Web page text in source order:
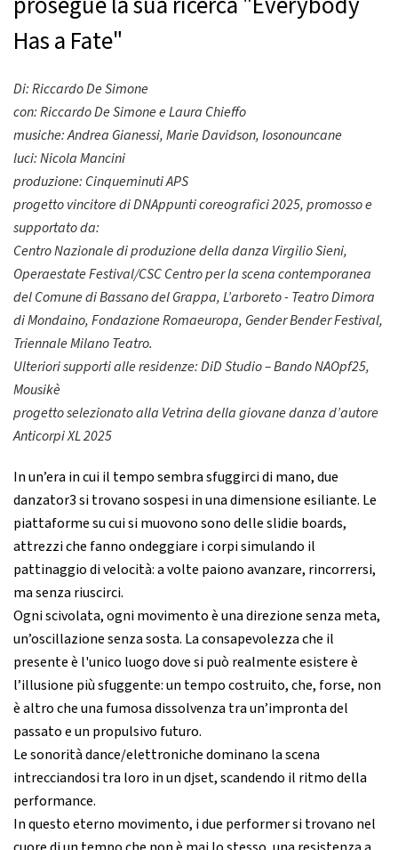
Has a Fate"
Di: Riccardo De Simone
con: Riccardo De Simone e Laura Chieffo
musiche: Andrea Gianessi, Marie Davidson, Iosonouncane
luci: Nicola Mancini
produzione: Cinqueminuti APS
progetto vincitore di DNAppunti coreografici 2025, promosso e
supportato da:
Centro Nazionale di produzione della danza Virgilio Sieni,
Operaestate Festival/CSC Centro per la scena contemporanea
del Comune di Bassano del Grappa, L’arboreto - Teatro Dimora
di Mondaino, Fondazione Romaeuropa, Gender Bender Festival,
Triennale Milano Teatro.
Ulteriori supporti alle residenze: DiD Studio – Bando NAOpf25,
Mousikè
progetto selezionato alla Vetrina della giovane danza d’autore
Anticorpi XL 2025
In un’era in cui il tempo sembra sfuggirci di mano, due
danzator3 si trovano sospesi in una dimensione esiliante. Le
piattaforme su cui si muovono sono delle slidie boards,
attrezzi che fanno ondeggiare i corpi simulando il
pattinaggio di velocità: a volte paiono avanzare, rincorrersi,
ma senza riuscirci.
Ogni scivolata, ogni movimento è una direzione senza meta,
un’oscillazione senza sosta. La consapevolezza che il
presente è l'unico luogo dove si può realmente esistere è
l’illusione più sfuggente: un tempo costruito, che, forse, non
è altro che una fumosa dissolvenza tra un’impronta del
passato e un propulsivo futuro.
Le sonorità dance/elettroniche dominano la scena
intrecciandosi tra loro in un djset, scandendo il ritmo della
performance.
In questo eterno movimento, i due performer si trovano nel